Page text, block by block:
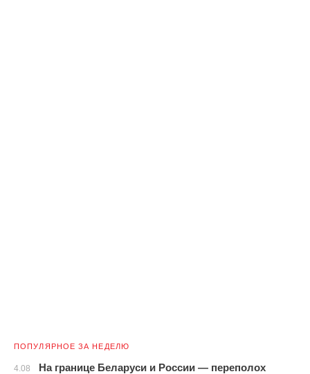
ПОПУЛЯРНОЕ ЗА НЕДЕЛЮ
4.08 На границе Беларуси и России — переполох